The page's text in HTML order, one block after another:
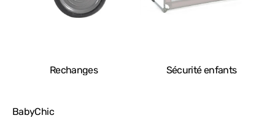
Rechanges Sécurité enfants
BabyChic